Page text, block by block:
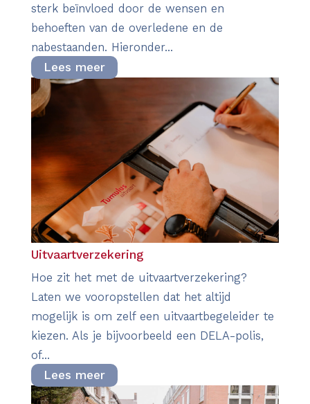
sterk beïnvloed door de wensen en
behoeften van de overledene en de
nabestaanden. Hieronder...
Lees meer
Uitvaartverzekering
Hoe zit het met de uitvaartverzekering?
Laten we vooropstellen dat het altijd
mogelijk is om zelf een uitvaartbegeleider te
kiezen. Als je bijvoorbeeld een DELA-polis,
of...
Lees meer